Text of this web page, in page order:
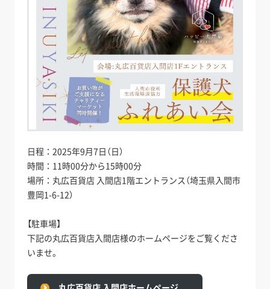
日程：2025年9月7日（日）
時間：11時00分から15時00分
場所：丸広百貨店 入間店1階エントランス（埼玉県入間市
豊岡1-6-12）
【駐車場】
下記の丸広百貨店入間店様のホームページをご覧くださ
いませ。